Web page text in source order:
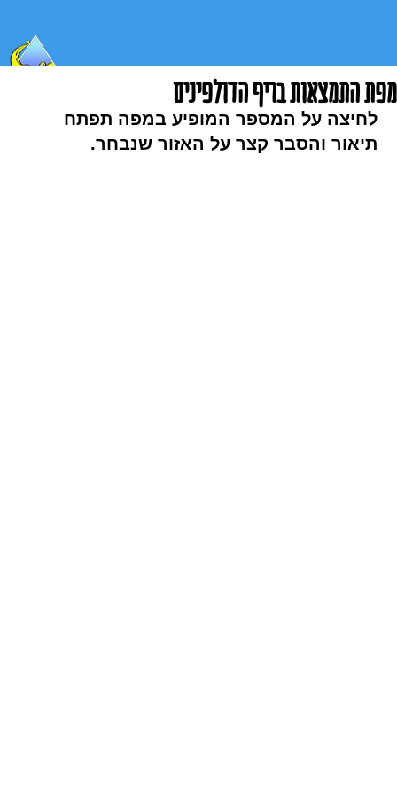
מפת התמצאות בריף הדולפינים
לחיצה על המספר המופיע במפה תפתח
תיאור והסבר קצר על האזור שנבחר.